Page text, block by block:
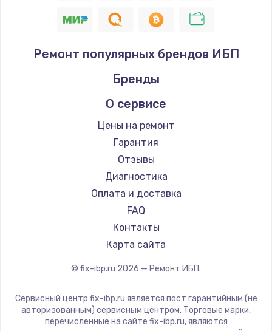
Ремонт популярных брендов ИБП
Бренды
О сервисе
Цены на ремонт
Гарантия
Отзывы
Диагностика
Оплата и доставка
FAQ
Контакты
Карта сайта
© fix-ibp.ru 2026 — Ремонт ИБП.
Сервисный центр fix-ibp.ru является пост гарантийным (не
авторизованным) сервисным центром. Торговые марки,
перечисленные на сайте fix-ibp.ru, являются